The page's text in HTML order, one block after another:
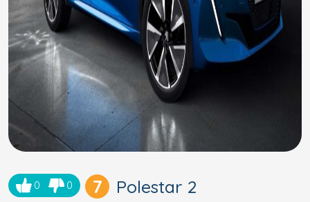
0 0 7 Polestar 2